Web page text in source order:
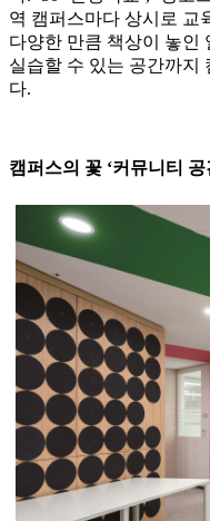
역 캠퍼스마다 상시로 교
다양한 만큼 책상이 놓인
실습할 수 있는 공간까지
다.
캠퍼스의 꽃 ‘커뮤니티 공